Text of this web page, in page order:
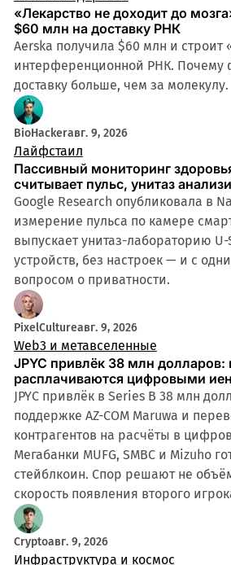
«Лекарство не доходит до
$60 млн на доставку РНК
Aerska получила $60 млн и строит
интерференционной РНК. Почему
доставку больше, чем за молекулу.
BioHackerавг. 9, 2026
Лайфстаил
Пассивный мониторинг
считывает пульс, унитаз
Google Research опубликовала в
измерение пульса по камере
выпускает унитаз-лабораторию
устройств, без настроек — и с
вопросом о приватности.
PixelCultureавг. 9, 2026
Web3 и метавселенные
JPYC привлёк 38 млн долларов:
расплачиваются цифровыми
JPYC привлёк в Series B 38 млн
поддержке AZ-COM Maruwa и
контрагентов на расчёты в
Мегабанки MUFG, SMBC и Mizuho
стейблкоин. Спор решают не
скорость появления второго
Cryptoавг. 9, 2026
Инфраструктура и космос